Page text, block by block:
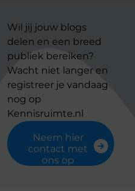
Wil jij jouw blogs
delen en een breed
publiek bereiken?
Wacht niet langer en
registreer je vandaag
nog op
Kennisruimte.nl
Neem hier
contact met
ons op